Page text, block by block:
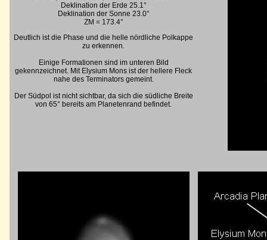
Deklination der Erde 25.1°
Deklination der Sonne 23.0°
ZM = 173.4°
Deutlich ist die Phase und die helle nördliche Polkappe
zu erkennen.
Einige Formationen sind im unteren Bild
gekennzeichnet. Mit Elysium Mons ist der hellere Fleck
nahe des Terminators gemeint.
Der Südpol ist nicht sichtbar, da sich die südliche Breite
von 65° bereits am Planetenrand befindet.